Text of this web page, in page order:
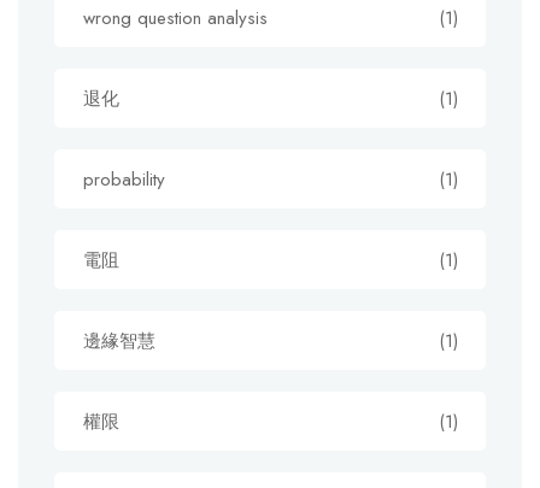
wrong question analysis (1)
退化 (1)
probability (1)
電阻 (1)
邊緣智慧 (1)
權限 (1)